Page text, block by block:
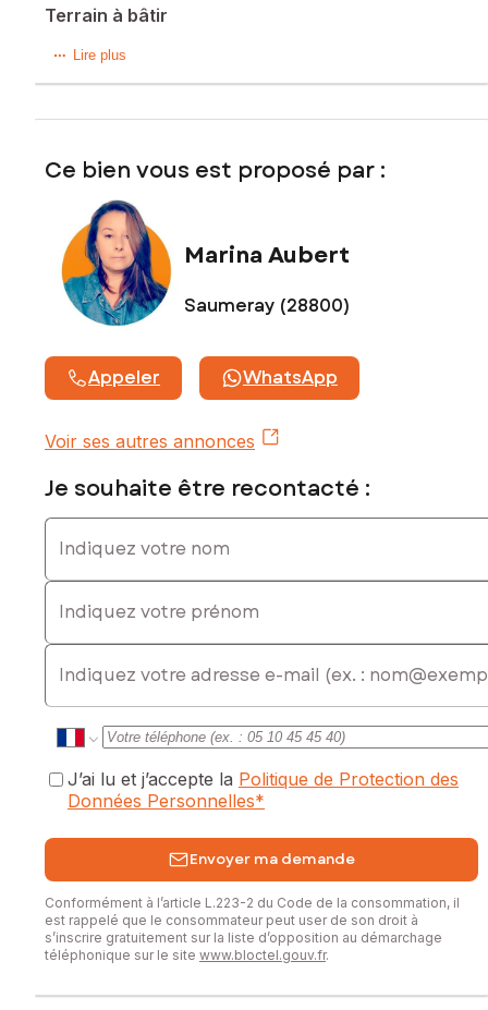
Terrain à bâtir
A 2 min d'Illiers-Combray, terrain viabilisé de 1672 m²
pharmacie, commerces, coiffeurs, écoles et collèges...)
Les informations sur les risques auxquels ce bien est
exposé sont disponibles sur le site Géorisques :
www.georisques.gouv.fr
Prix de vente : 47 500 €
Honoraires charge vendeur
0601856755, E-mail : marina.aubert@safti.fr - EI - Agent
commercial immatriculé au RSAC de Chartres sous le
numéro 842801409
Lire plus
Ce bien vous est proposé par :
Marina Aubert
Saumeray (28800)
Appeler WhatsApp
Voir ses autres annonces
Je souhaite être recontacté :
Indiquez votre nom
Indiquez votre prénom
E-mail
J’ai lu et j’accepte la Politique de Protection des
Données Personnelles*
Envoyer ma demande
Conformément à l’article L.223-2 du Code de la consommation, il
est rappelé que le consommateur peut user de son droit à
s’inscrire gratuitement sur la liste d’opposition au démarchage
téléphonique sur le site www.bloctel.gouv.fr.